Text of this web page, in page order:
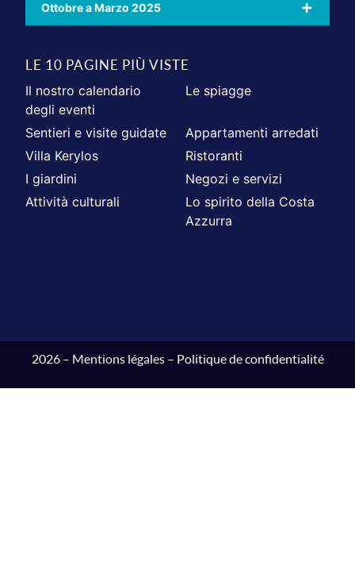
Ottobre a Marzo 2025
LE 10 PAGINE PIÙ VISTE
Il nostro calendario
degli eventi
Le spiagge
Sentieri e visite guidate
Appartamenti arredati
Villa Kerylos
Ristoranti
I giardini
Negozi e servizi
Attività culturali
Lo spirito della Costa
Azzurra
2026 – Mentions légales– Politique de confidentialité